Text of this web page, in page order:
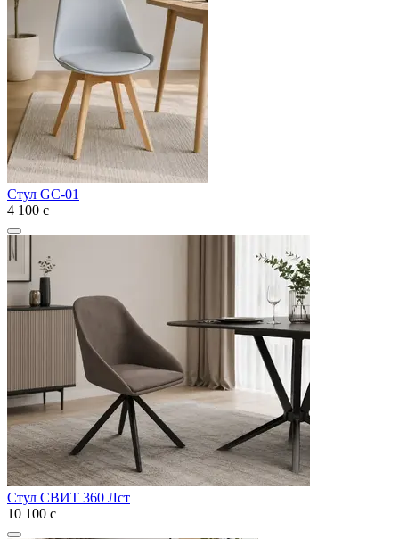
Стул GC-01
4 100 с
Стул СВИТ 360 Лст
10 100 с